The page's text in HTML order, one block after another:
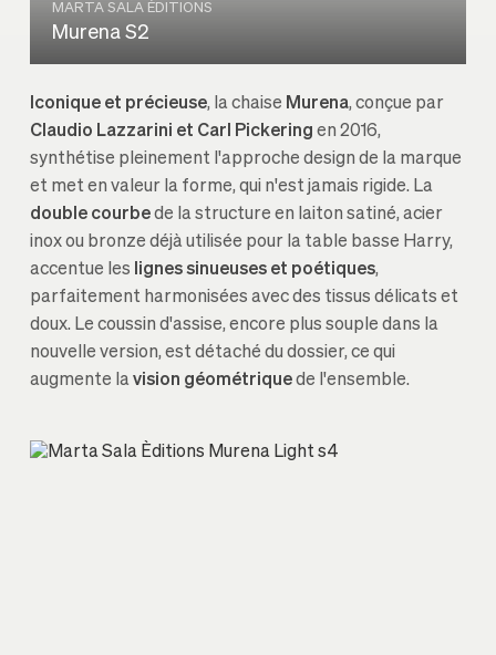
MARTA SALA ÉDITIONS
Murena S2
Iconique et précieuse, la chaise Murena, conçue par
Claudio Lazzarini et Carl Pickering en 2016,
synthétise pleinement l'approche design de la marque
et met en valeur la forme, qui n'est jamais rigide. La
double courbede la structure en laiton satiné, acier
inox ou bronze déjà utilisée pour la table basse Harry,
accentue les lignes sinueuses et poétiques,
parfaitement harmonisées avec des tissus délicats et
doux. Le coussin d'assise, encore plus souple dans la
nouvelle version, est détaché du dossier, ce qui
augmente lavision géométriquede l'ensemble.